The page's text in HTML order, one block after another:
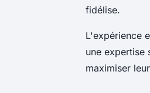
fidélise.
L'expérience
une expertise
maximiser